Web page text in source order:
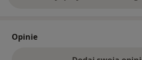
Opinie